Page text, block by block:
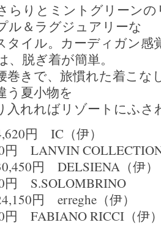
らりとミントグリーン
ル＆ラグジュアリーな
タイル。カーディガン
、脱ぎ着が簡単。
巻きで、旅慣れた着こな
う夏小物を
入れればリゾートにふさ
4,620円 IC（伊
円 LANVIN
30,450円
S.SOLOMBRINO
24,150円
FABIANO RICCI（伊